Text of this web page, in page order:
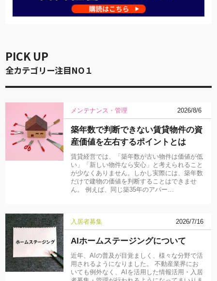
PICK UP
全カテゴリー注目NO１
メンテナンス・管理 2026/8/6
築年数で判断できない賃貸物件の資
産価値を左右するポイントとは
賃貸経営では、「築年数が古い物件は価値が低
い」「新しい物件なら安心」と考えられること
が少なくありません。しかし実際には、築年数
だけで建物の価値を判断することはできませ
ん。 例えば、同じ築35年のアパー…
入居者募集 2026/7/16
AIホームステージングについて
近年、AIの普及が目覚ましく、様々な分野で活
用されるようになりました。 不動産業界にお
いても例外なく、AIを活用した情報活用・入居